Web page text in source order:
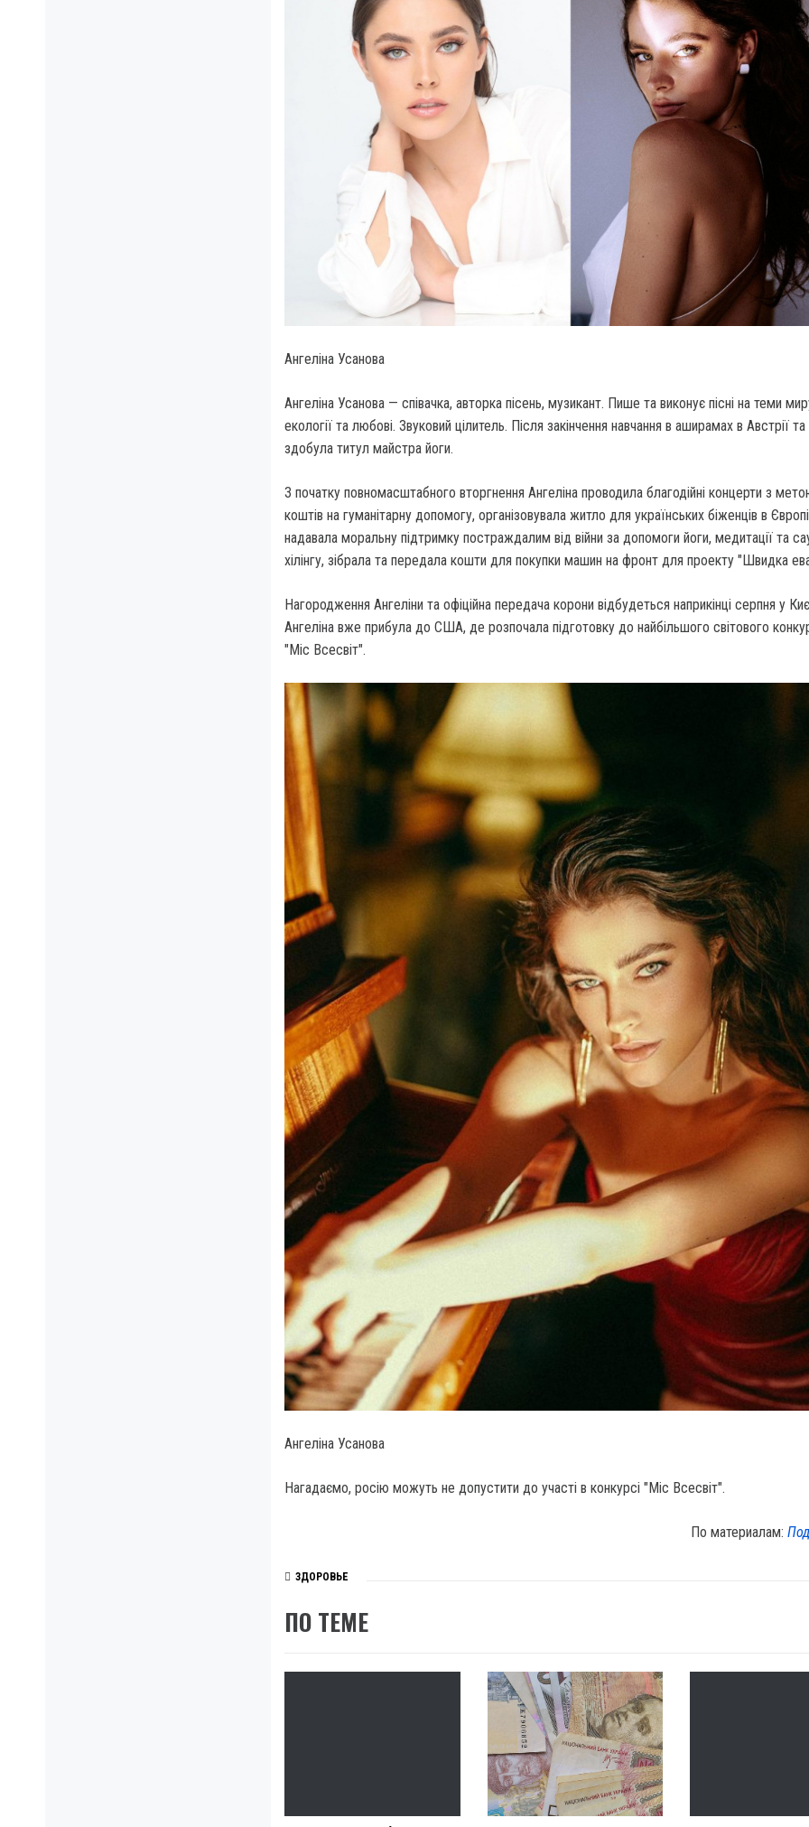
Ангеліна Усанова
Ангеліна Усанова — співачка, авторка пісень, музикант. Пише та виконує пісні на теми
екології та любові. Звуковий цілитель. Після закінчення навчання в аширамах в Австрії та
здобула титул майстра йоги.
З початку повномасштабного вторгнення Ангеліна проводила благодійні концерти з
коштів на гуманітарну допомогу, організовувала житло для українських біженців в
надавала моральну підтримку постраждалим від війни за допомоги йоги, медитації та
хілінгу, зібрала та передала кошти для покупки машин на фронт для проекту "Швидка
Нагородження Ангеліни та офіційна передача корони відбудеться наприкінці серпня у
Ангеліна вже прибула до США, де розпочала підготовку до найбільшого світового
"Міс Всесвіт".
Ангеліна Усанова
Нагадаємо, росію можуть не допустити до участі в конкурсі "Міс Всесвіт".
По материалам:
ЗДОРОВЬЕ
ПО ТЕМЕ